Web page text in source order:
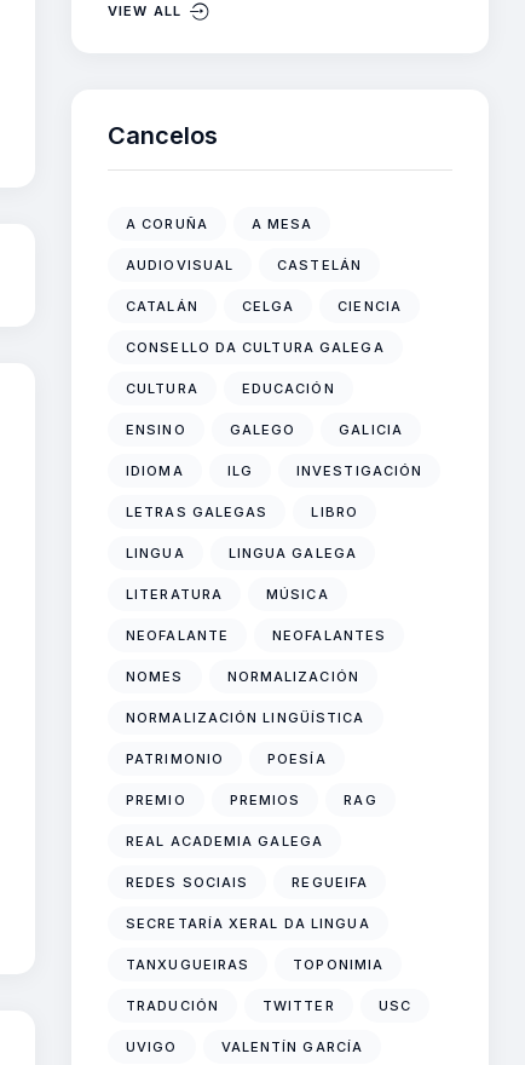
VIEW ALL
Cancelos
A CORUÑA A MESA
AUDIOVISUAL CASTELÁN
CATALÁN CELGA CIENCIA
CONSELLO DA CULTURA GALEGA
CULTURA EDUCACIÓN
ENSINO GALEGO GALICIA
IDIOMA ILG INVESTIGACIÓN
LETRAS GALEGAS LIBRO
LINGUA LINGUA GALEGA
LITERATURA MÚSICA
NEOFALANTE NEOFALANTES
NOMES NORMALIZACIÓN
NORMALIZACIÓN LINGÜÍSTICA
PATRIMONIO POESÍA
PREMIO PREMIOS RAG
REAL ACADEMIA GALEGA
REDES SOCIAIS REGUEIFA
SECRETARÍA XERAL DA LINGUA
TANXUGUEIRAS TOPONIMIA
TRADUCIÓN TWITTER USC
UVIGO VALENTÍN GARCÍA